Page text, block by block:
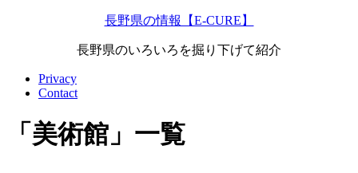
長野県の情報【E-CURE】
長野県のいろいろを掘り下げて紹介
Privacy
Contact
「 美術館 」 一覧